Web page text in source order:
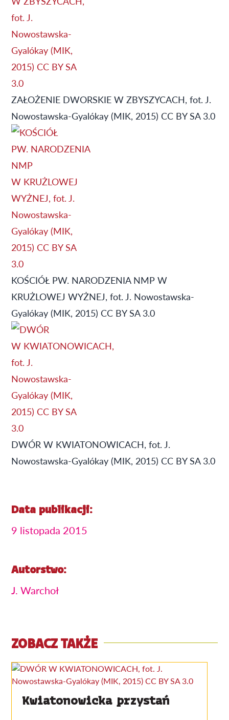
ZAŁOŻENIE DWORSKIE W ZBYSZYCACH, fot. J.
Nowostawska-Gyalókay (MIK, 2015) CC BY SA 3.0
KOŚCIÓŁ PW. NARODZENIA NMP W
KRUŻLOWEJ WYŻNEJ, fot. J. Nowostawska-
Gyalókay (MIK, 2015) CC BY SA 3.0
DWÓR W KWIATONOWICACH, fot. J.
Nowostawska-Gyalókay (MIK, 2015) CC BY SA 3.0
Data publikacji:
9 listopada 2015
Autorstwo:
J. Warchoł
ZOBACZ TAKŻE
Kwiatonowicka przystań